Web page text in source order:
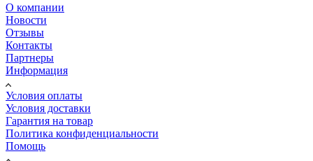
О компании
Новости
Отзывы
Контакты
Партнеры
Информация
Условия оплаты
Условия доставки
Гарантия на товар
Политика конфиденциальности
Помощь